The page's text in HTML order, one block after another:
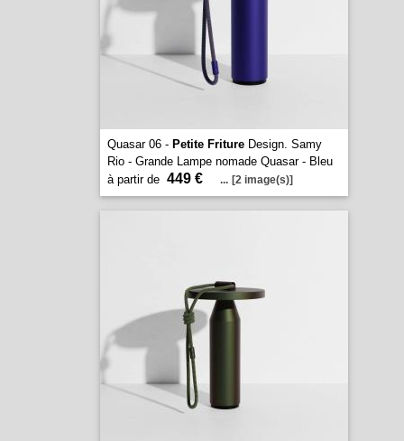
Quasar 06 - Petite FritureDesign. Samy
Rio - Grande Lampe nomade Quasar - Bleu
à partir de 449 € ... [2 image(s)]